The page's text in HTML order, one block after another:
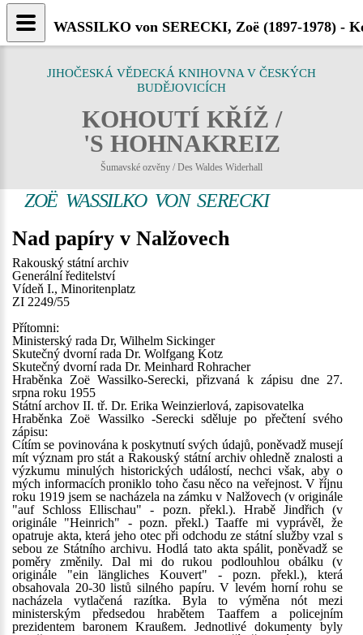
JIHOČESKÁ VĚDECKÁ KNIHOVNA V ČESKÝCH
BUDĚJOVICÍCH
KOHOUTÍ KŘÍŽ /
'S HOHNAKREIZ
Šumavské ozvěny / Des Waldes Widerhall
ZOË WASSILKO VON SERECKI
Nad papíry v Nalžovech
Rakouský státní archiv
Generální ředitelství
Vídeň I., Minoritenplatz
ZI 2249/55
Přítomni:
Ministerský rada Dr, Wilhelm Sickinger
Skutečný dvorní rada Dr. Wolfgang Kotz
Skutečný dvorní rada Dr. Meinhard Rohracher
Hraběnka Zoë Wassilko-Serecki, přizvaná k zápisu dne 27.
srpna roku 1955
Státní archov II. tř. Dr. Erika Weinzierlová, zapisovatelka
Hraběnka Zoë Wassilko -Serecki sděluje po přečtení svého
zápisu:
Cítím se povinována k poskytnutí svých údajů, poněvadž musejí
mít význam pro stát a Rakouský státní archiv ohledně znalosti a
výzkumu minulých historických událostí, nechci však, aby o
mých informacích proniklo toho času něco na veřejnost. V říjnu
roku 1919 jsem se nacházela na zámku v Nalžovech (v originále
"auf Schloss Ellischau" - pozn. překl.). Hrabě Jindřich (v
originále "Heinrich" - pozn. překl.) Taaffe mi vyprávěl, že
opatruje akta, která jeho otec při odchodu ze státní služby vzal s
sebou ze Státního archivu. Hodlá tato akta spálit, poněvadž se
poměry změnily. Dal mi do rukou podlouhlou obálku (v
originále "ein längliches Kouvert" - pozn. překl.), která
obsahovala 20-30 listů silného papíru. V levém horní rohu se
nacházela vytlačená razítka. Byla to výměna nót mezi
ministerským předsedou hrabětem Taaffem a policejním
prezidentem baronem Kraußem. Jednotlivé dokumenty byly
WASSILKO von SERECKI, Zoë (1897-1978) -